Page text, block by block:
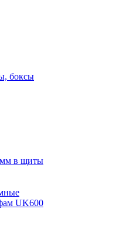
боксы
в щиты
UK600